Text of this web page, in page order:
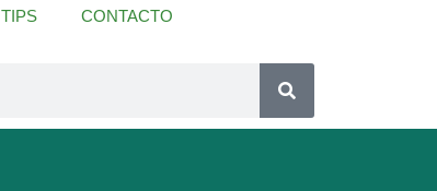
TIPS CONTACTO